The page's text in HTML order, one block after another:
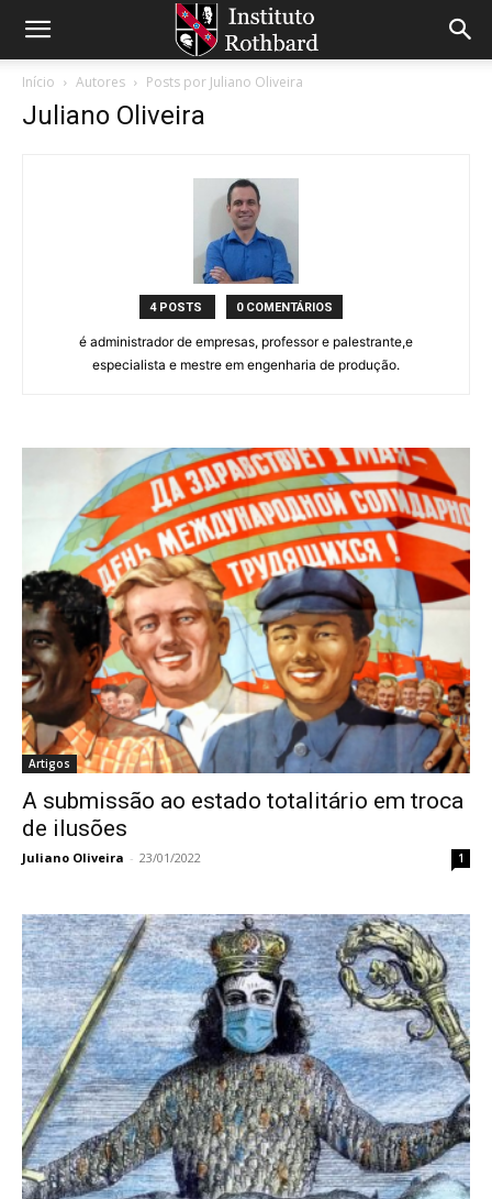
Início Autores Posts por Juliano Oliveira
Juliano Oliveira
4 POSTS 0 COMENTÁRIOS
é administrador de empresas, professor e palestrante,e
especialista e mestre em engenharia de produção.
Artigos
A submissão ao estado totalitário em troca
de ilusões
Juliano Oliveira - 23/01/2022 1